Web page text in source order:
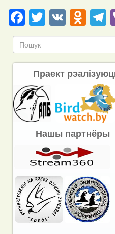
Facebook
Twitter
VK
Праект
Нашы партнёры